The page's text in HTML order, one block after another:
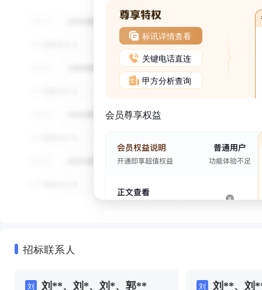
标讯详情查看
关键电话直连
甲方分析查询
会员尊享权益
招标联系人
刘 刘**、刘*、刘*、郭** 刘 刘**、刘